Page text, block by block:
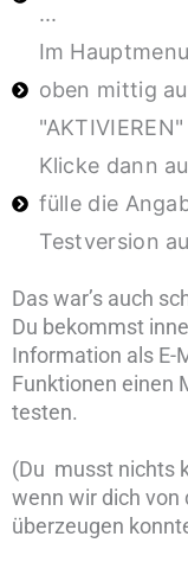
...
Im
oben mittig
"AKTIVIEREN"
Klicke dann
fülle die
Testversion
Das war’s auch
Du bekommst
Information als E-
Funktionen einen
testen.
(Du musst nichts
wenn wir dich von
überzeugen